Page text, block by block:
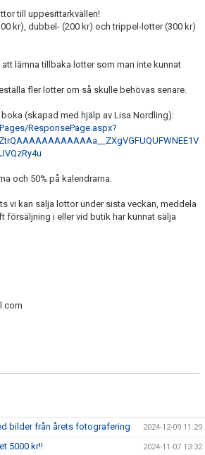
till uppesittarkvällen!
kr), dubbel- (200 kr) och trippel-lotter (300 kr)
lämna tillbaka lotter som man inte kunnat
fler lotter om så skulle behövas senare.
(skapad med hjälp av Lisa Nordling):
ResponsePage.aspx?
och 50% på kalendrarna.
vi kan sälja lottor under sista veckan, meddela
försäljning i eller vid butik har kunnat sälja
bilder från årets fotografering 2024-12-09 11:29
5000 kr!! 2024-11-07 13:32